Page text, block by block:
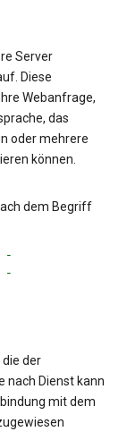
Server
Diese
Webanfrage,
das
oder mehrere
können.
dem Begriff
-
-
die der
nach Dienst kann
mit dem